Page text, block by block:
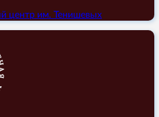
центр им. Тенишевых